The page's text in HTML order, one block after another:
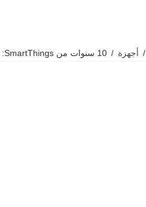
/ أجهزة / 10 سنوات من SmartThings: كيف غيّرت سامسونج مفهوم المنازل الذكية